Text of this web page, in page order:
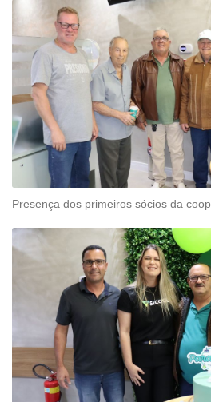
Presença dos primeiros sócios da